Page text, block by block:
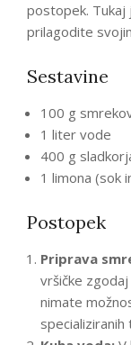
postopek. Tukaj
prilagodite
Sestavine
100 g
1 liter vode
400 g
1 limona (sok
Postopek
Priprava
vršičke zgodaj
nimate
specializiranih